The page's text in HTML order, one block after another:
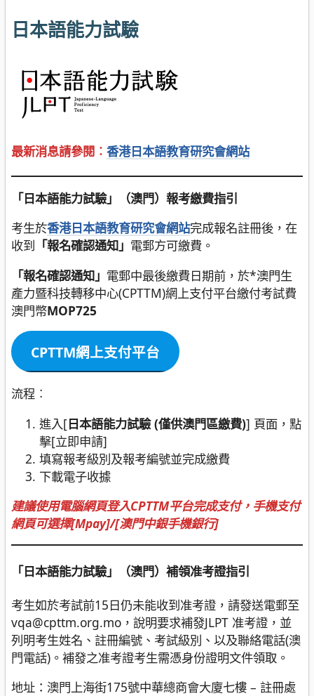
日本語能力試驗
最新消息請參閱︰ 香港日本語教育研究會網站
「日本語能力試驗」（澳門）報考繳費指引
考生於香港日本語教育研究會網站完成報名註冊後，在
收到 「報名確認通知」 電郵方可繳費。
「報名確認通知」 電郵中最後繳費日期前，於*澳門生
產力暨科技轉移中心(CPTTM)網上支付平台繳付考試費
澳門幣MOP725
CPTTM網上支付平台
流程︰
進入[日本語能力試驗 (僅供澳門區繳費)] 頁面，點
擊[立即申請]
填寫報考級別及報考編號並完成繳費
下載電子收據
建議使用電腦網頁登入CPTTM平台完成支付，手機支付
網頁可選擇[Mpay]/[澳門中銀手機銀行]
「日本語能力試驗」（澳門）補領准考證指引
考生如於考試前15日仍未能收到准考證，請發送電郵至
vqa@cpttm.org.mo，說明要求補發JLPT 准考證，並
列明考生姓名、註冊編號、考試級別、以及聯絡電話(澳
門電話)。補發之准考證考生需憑身份證明文件領取。
地址：澳門上海街175號中華總商會大廈七樓 – 註冊處